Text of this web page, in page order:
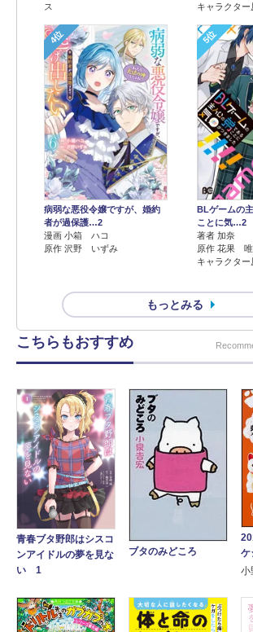
ス
キャラクター
4位
病弱な悪役令嬢ですが、婚約
者が過保護…2
漫画 小箱 ハコ
原作 沢野 いずみ
5位
BLゲームの
ことに気…2
著者 加奈
原作 花果 唯
キャラクター
もっとみる
こちらもおすすめ
青春ブタ野郎はシスコ
ンアイドルの夢を見な
い 1
ブタのみどころ
ケ
小